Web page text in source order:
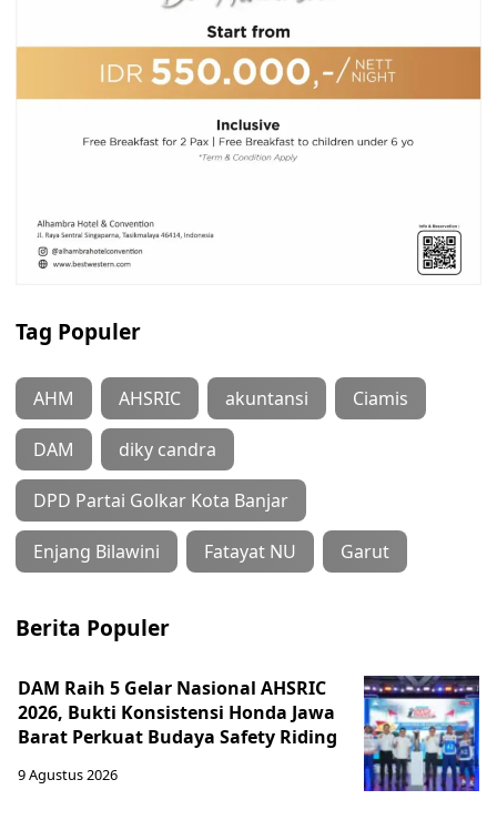
Tag Populer
AHM AHSRIC akuntansi Ciamis
DAM diky candra
DPD Partai Golkar Kota Banjar
Enjang Bilawini Fatayat NU Garut
Berita Populer
DAM Raih 5 Gelar Nasional AHSRIC
2026, Bukti Konsistensi Honda Jawa
Barat Perkuat Budaya Safety Riding
9 Agustus 2026